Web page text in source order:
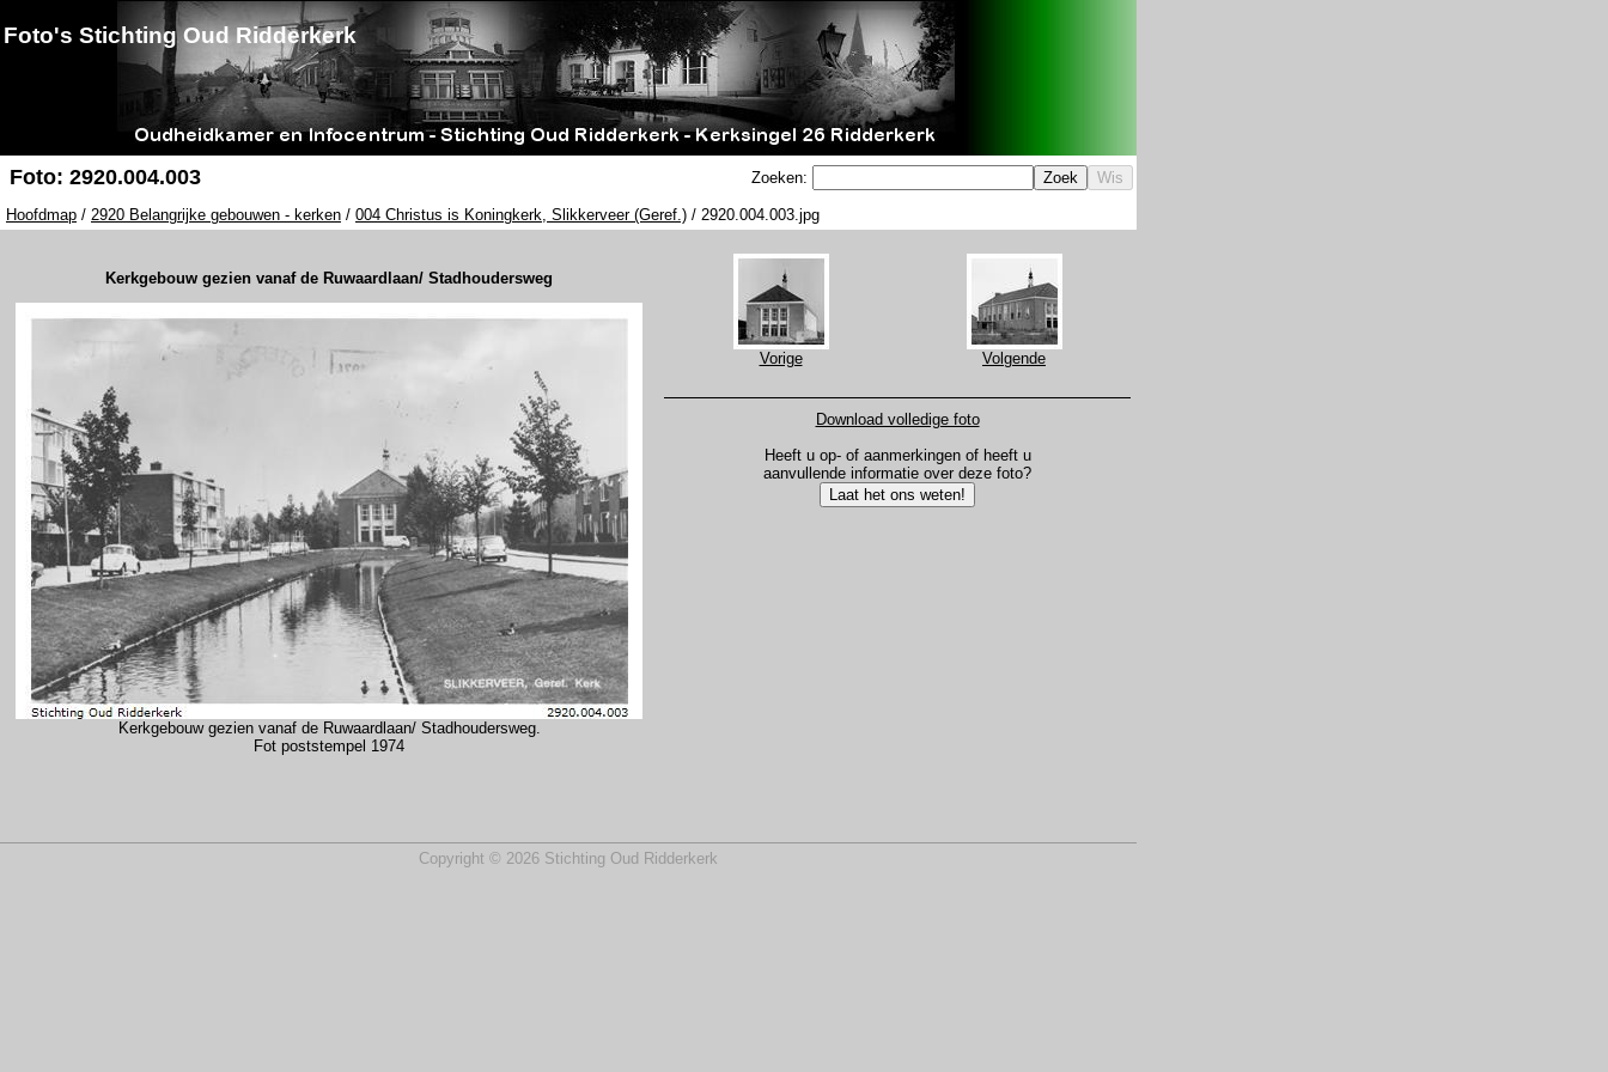
Foto's Stichting Oud Ridderkerk
Foto: 2920.004.003 Zoeken:
Hoofdmap / 2920 Belangrijke gebouwen - kerken / 004 Christus is Koningkerk, Slikkerveer (Geref.) / 2920.004.003.jpg
Kerkgebouw gezien vanaf de Ruwaardlaan/ Stadhoudersweg
Kerkgebouw gezien vanaf de Ruwaardlaan/ Stadhoudersweg.
Fot poststempel 1974
Vorige Volgende
Download volledige foto
Heeft u op- of aanmerkingen of heeft u
aanvullende informatie over deze foto?
Copyright © 2026 Stichting Oud Ridderkerk